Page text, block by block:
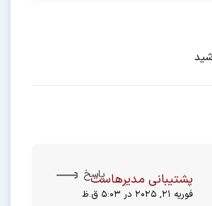
پشتیبانی مدیرهاست
فوریه 21, 2025 در 5:03 ق.ظ
پاسخ